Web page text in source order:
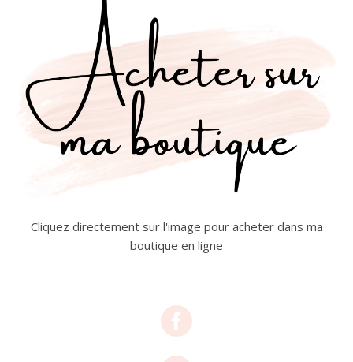
Cliquez directement sur l'image pour acheter dans ma
boutique en ligne